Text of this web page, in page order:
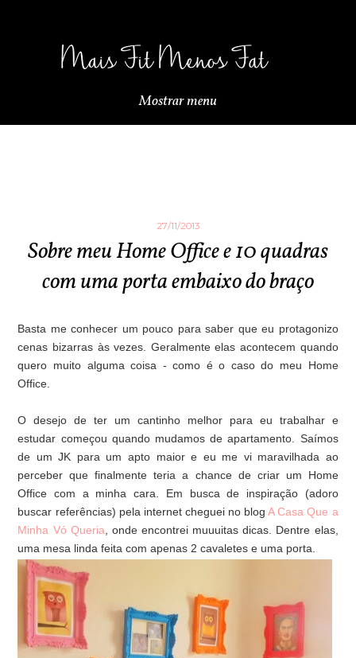
Mostrar menu
27/11/2013
Sobre meu Home Office e 10 quadras
com uma porta embaixo do braço
Basta me conhecer um pouco para saber que eu protagonizo
cenas bizarras às vezes. Geralmente elas acontecem quando
quero muito alguma coisa - como é o caso do meu Home
Office.
O desejo de ter um cantinho melhor para eu trabalhar e
estudar começou quando mudamos de apartamento. Saímos
de um JK para um apto maior e eu me vi maravilhada ao
perceber que finalmente teria a chance de criar um Home
Office com a minha cara. Em busca de inspiração (adoro
buscar referências) pela internet cheguei no blogA Casa Que a
Minha Vó Queria , onde encontrei muuuitas dicas. Dentre elas,
uma mesa linda feita com apenas 2 cavaletes e uma porta.